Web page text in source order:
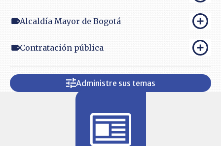
Alcaldía Mayor de Bogotá
Contratación pública
Administre sus temas